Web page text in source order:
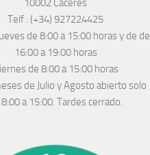
10002 Cáceres
Telf : (+34) 927224425
de 8:00 a 15:00 horas y de de
16:00 a 19:00 horas
de 8:00 a 15:00 horas
de Julio y Agosto abierto solo
a 15:00. Tardes cerrado.